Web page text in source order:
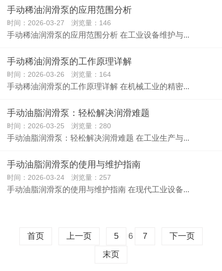
手动稀油润滑泵的应用范围分析
时间：2026-03-27 浏览量：146
手动稀油润滑泵的应用范围分析 在工业设备维护与...
手动稀油润滑泵的工作原理详解
时间：2026-03-26 浏览量：164
手动稀油润滑泵的工作原理详解 在机械工业的精密...
手动油脂润滑泵：轻松解决润滑难题
时间：2026-03-25 浏览量：280
手动油脂润滑泵：轻松解决润滑难题 在工业生产与...
手动油脂润滑泵的使用与维护指南
时间：2026-03-24 浏览量：257
手动油脂润滑泵的使用与维护指南 在现代工业设备...
首页 上一页 5 6 7
下一页
末页